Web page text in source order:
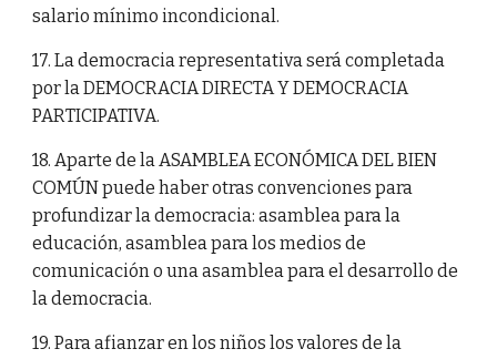
salario mínimo incondicional.
17. La democracia representativa será completada
por la DEMOCRACIA DIRECTA Y DEMOCRACIA
PARTICIPATIVA.
18. Aparte de la ASAMBLEA ECONÓMICA DEL BIEN
COMÚN puede haber otras convenciones para
profundizar la democracia: asamblea para la
educación, asamblea para los medios de
comunicación o una asamblea para el desarrollo de
la democracia.
19. Para afianzar en los niños los valores de la